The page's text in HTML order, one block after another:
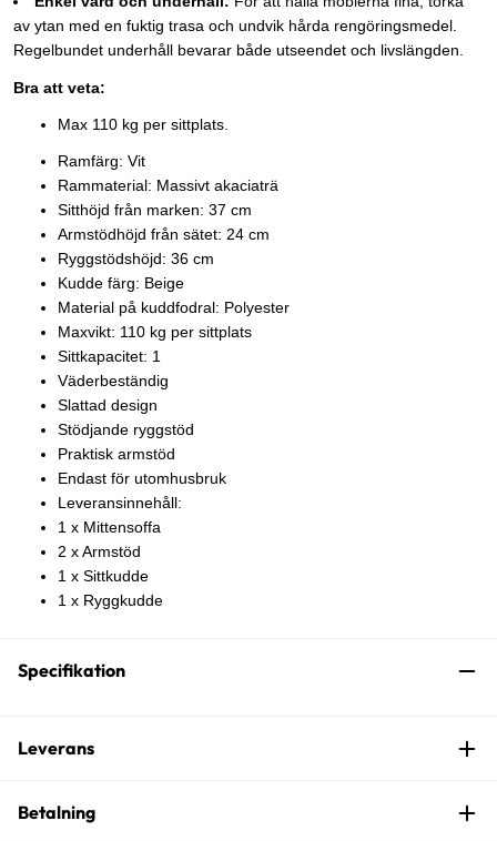
av ytan med en fuktig trasa och undvik hårda rengöringsmedel.
Regelbundet underhåll bevarar både utseendet och livslängden.
Bra att veta:
Max 110 kg per sittplats.
Ramfärg: Vit
Rammaterial: Massivt akaciaträ
Sitthöjd från marken: 37 cm
Armstödhöjd från sätet: 24 cm
Ryggstödshöjd: 36 cm
Kudde färg: Beige
Material på kuddfodral: Polyester
Maxvikt: 110 kg per sittplats
Sittkapacitet: 1
Väderbeständig
Slattad design
Stödjande ryggstöd
Praktisk armstöd
Endast för utomhusbruk
Leveransinnehåll:
1 x Mittensoffa
2 x Armstöd
1 x Sittkudde
1 x Ryggkudde
Specifikation
Leverans
Betalning